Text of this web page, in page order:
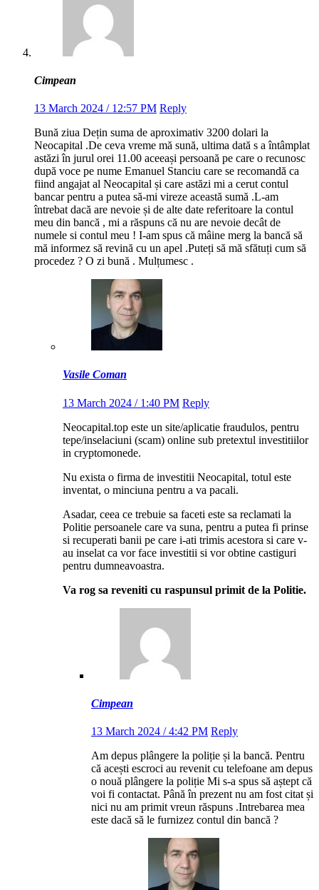
Cimpean
13 March 2024 / 12:57 PM Reply
Bună ziua Dețin suma de aproximativ 3200 dolari la
Neocapital .De ceva vreme mă sună, ultima dată s a întâmplat
astăzi în jurul orei 11.00 aceeași persoană pe care o recunosc
după voce pe nume Emanuel Stanciu care se recomandă ca
fiind angajat al Neocapital și care astăzi mi a cerut contul
bancar pentru a putea să-mi vireze această sumă .L-am
întrebat dacă are nevoie și de alte date referitoare la contul
meu din bancă , mi a răspuns că nu are nevoie decât de
numele si contul meu ! I-am spus că mâine merg la bancă să
mă informez să revină cu un apel .Puteți să mă sfătuți cum să
procedez ? O zi bună . Mulțumesc .
Vasile Coman
13 March 2024 / 1:40 PM Reply
Neocapital.top este un site/aplicatie fraudulos, pentru
tepe/inselaciuni (scam) online sub pretextul investitiilor
in cryptomonede.
Nu exista o firma de investitii Neocapital, totul este
inventat, o minciuna pentru a va pacali.
Asadar, ceea ce trebuie sa faceti este sa reclamati la
Politie persoanele care va suna, pentru a putea fi prinse
si recuperati banii pe care i-ati trimis acestora si care v-
au inselat ca vor face investitii si vor obtine castiguri
pentru dumneavoastra.
Va rog sa reveniti cu raspunsul primit de la Politie.
Cimpean
13 March 2024 / 4:42 PM Reply
Am depus plângere la poliție și la bancă. Pentru
că acești escroci au revenit cu telefoane am depus
o nouă plângere la poliție Mi s-a spus să aștept că
voi fi contactat. Până în prezent nu am fost citat și
nici nu am primit vreun răspuns .Intrebarea mea
este dacă să le furnizez contul din bancă ?